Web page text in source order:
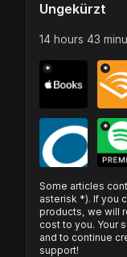
Ungekürzt
14 hours 43
* *
*
Some articles
asterisk *). If you
products, we will
cost to you. Your
and to continue
support!